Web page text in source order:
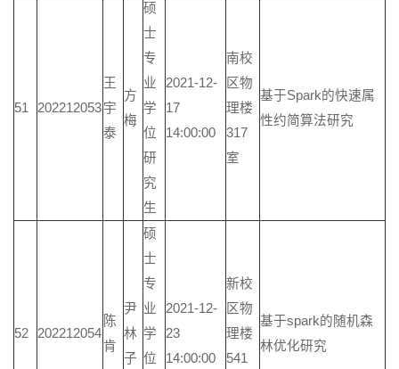
51 202212053
王
宇
泰
方
梅
硕
士
专
业
学
位
研
究
生
2021-12-
17
14:00:00
南校
区物
理楼
317
室
基于Spark的快速属
性约简算法研究
52 202212054
陈
肯
尹
林
子
硕
士
专
业
学
位
2021-12-
23
14:00:00
新校
区物
理楼
541
基于spark的随机森
林优化研究